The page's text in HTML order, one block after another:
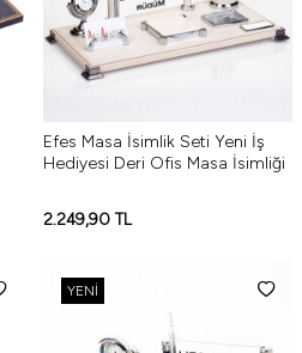
Efes Masa İsimlik Seti Yeni İş
Hediyesi Deri Ofis Masa İsimliği
2.249,90 TL
YENI